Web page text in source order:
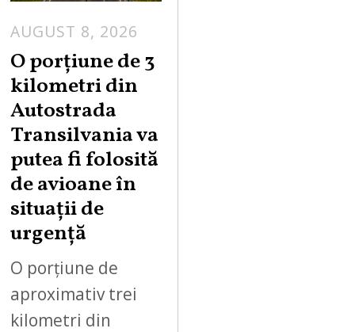
AUGUST 8, 2026
U
G
T
8
O porțiune de 3
kilometri din
Autostrada
Transilvania va
putea fi folosită
de avioane în
situații de
urgență
O porțiune de
aproximativ trei
kilometri din